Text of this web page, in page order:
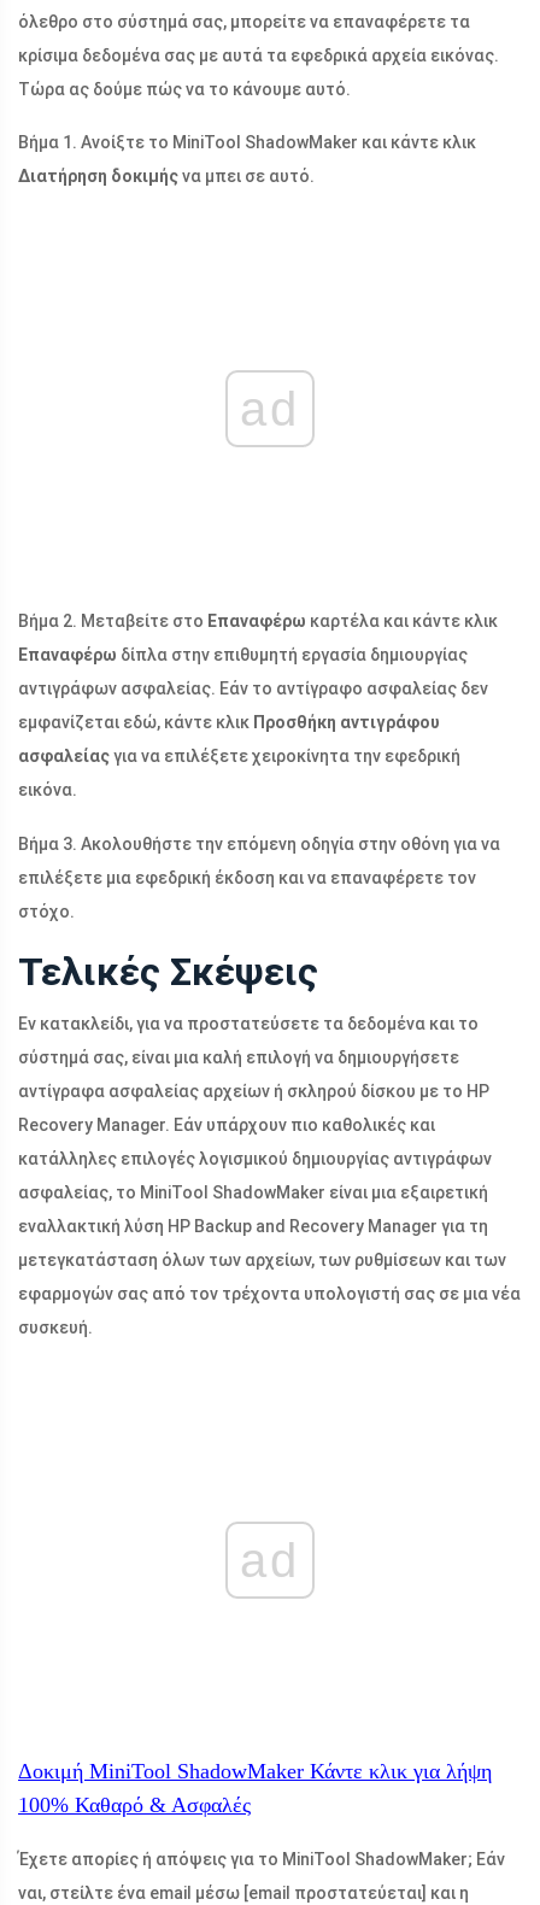
όλεθρο στο σύστημά σας, μπορείτε να επαναφέρετε τα
κρίσιμα δεδομένα σας με αυτά τα εφεδρικά αρχεία εικόνας.
Τώρα ας δούμε πώς να το κάνουμε αυτό.
Βήμα 1. Ανοίξτε το MiniTool ShadowMaker και κάντε κλικ
Διατήρηση δοκιμήςνα μπει σε αυτό.
ad
Βήμα 2. Μεταβείτε στο Επαναφέρω καρτέλα και κάντε κλικ
Επαναφέρω δίπλα στην επιθυμητή εργασία δημιουργίας
αντιγράφων ασφαλείας. Εάν το αντίγραφο ασφαλείας δεν
εμφανίζεται εδώ, κάντε κλικ Προσθήκη αντιγράφου
ασφαλείαςγια να επιλέξετε χειροκίνητα την εφεδρική
εικόνα.
Βήμα 3. Ακολουθήστε την επόμενη οδηγία στην οθόνη για να
επιλέξετε μια εφεδρική έκδοση και να επαναφέρετε τον
στόχο.
Τελικές Σκέψεις
Εν κατακλείδι, για να προστατεύσετε τα δεδομένα και το
σύστημά σας, είναι μια καλή επιλογή να δημιουργήσετε
αντίγραφα ασφαλείας αρχείων ή σκληρού δίσκου με το HP
Recovery Manager. Εάν υπάρχουν πιο καθολικές και
κατάλληλες επιλογές λογισμικού δημιουργίας αντιγράφων
ασφαλείας, το MiniTool ShadowMaker είναι μια εξαιρετική
εναλλακτική λύση HP Backup and Recovery Manager για τη
μετεγκατάσταση όλων των αρχείων, των ρυθμίσεων και των
εφαρμογών σας από τον τρέχοντα υπολογιστή σας σε μια νέα
συσκευή.
ad
Δοκιμή MiniTool ShadowMaker Κάντε κλικ για λήψη
100% Καθαρό & Ασφαλές
Έχετε απορίες ή απόψεις για το MiniTool ShadowMaker; Εάν
ναι, στείλτε ένα email μέσω [email προστατεύεται] και η